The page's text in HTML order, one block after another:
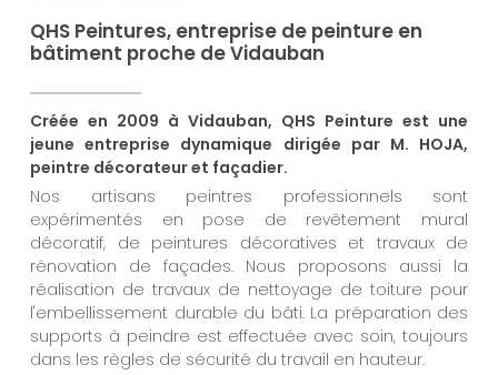
QHS Peintures, entreprise de peinture en
bâtiment proche de Vidauban
Créée en 2009 à Vidauban, QHS Peinture est une
jeune entreprise dynamique dirigée par M. HOJA,
peintre décorateur et façadier.
Nos artisans peintres professionnels sont
expérimentés en pose de revêtement mural
décoratif, de peintures décoratives et travaux de
rénovation de façades. Nous proposons aussi la
réalisation de travaux de nettoyage de toiture pour
l'embellissement durable du bâti. La préparation des
supports à peindre est effectuée avec soin, toujours
dans les règles de sécurité du travail en hauteur.